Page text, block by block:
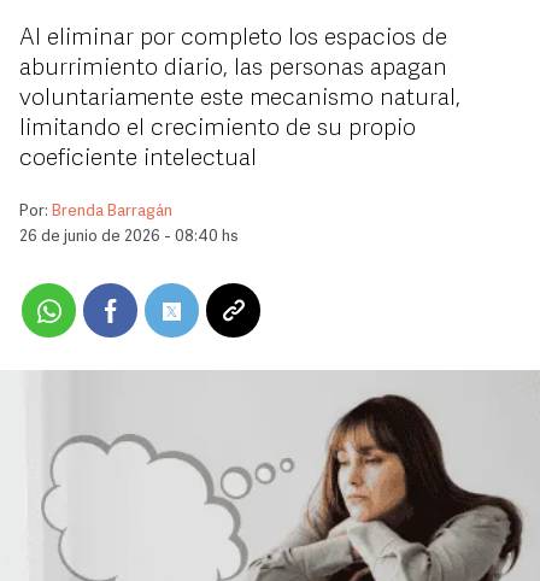
Al eliminar por completo los espacios de
aburrimiento diario, las personas apagan
voluntariamente este mecanismo natural,
limitando el crecimiento de su propio
coeficiente intelectual
Por: Brenda Barragán
26 de junio de 2026 - 08:40 hs